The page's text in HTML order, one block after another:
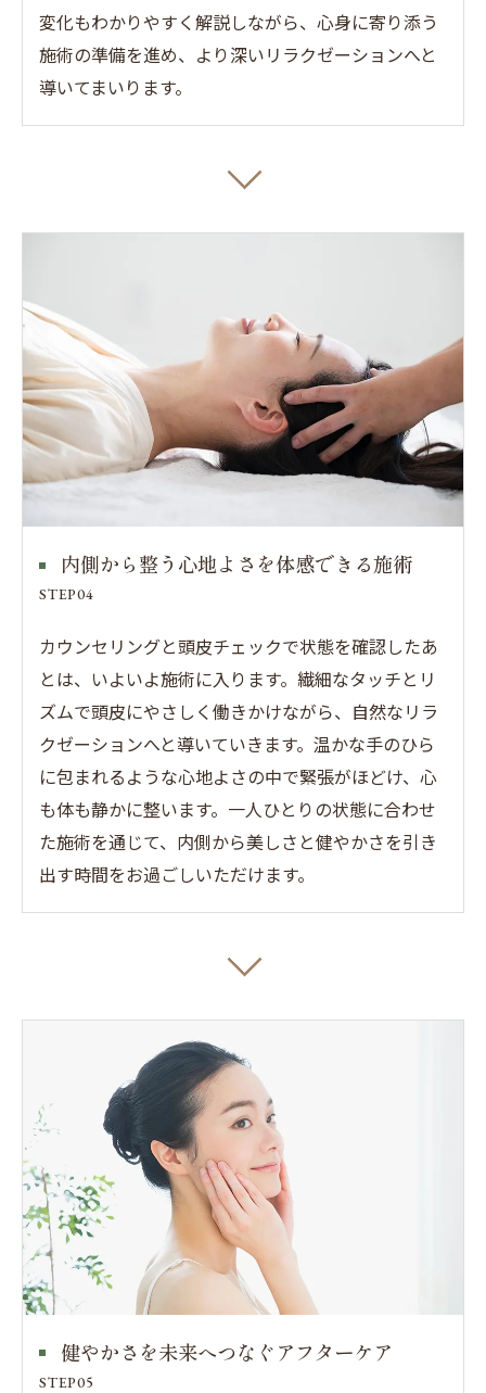
変化もわかりやすく解説しながら、心身に寄り添う
施術の準備を進め、より深いリラクゼーションへと
導いてまいります。
内側から整う心地よさを体感できる施術
STEP04
カウンセリングと頭皮チェックで状態を確認したあ
とは、いよいよ施術に入ります。繊細なタッチとリ
ズムで頭皮にやさしく働きかけながら、自然なリラ
クゼーションへと導いていきます。温かな手のひら
に包まれるような心地よさの中で緊張がほどけ、心
も体も静かに整います。一人ひとりの状態に合わせ
た施術を通じて、内側から美しさと健やかさを引き
出す時間をお過ごしいただけます。
健やかさを未来へつなぐアフターケア
STEP05